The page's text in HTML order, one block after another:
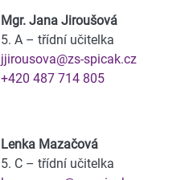
Mgr. Jana Jiroušová
5. A – třídní učitelka
jjirousova@zs-spicak.cz
+420 487 714 805
Lenka Mazačová
5. C – třídní učitelka